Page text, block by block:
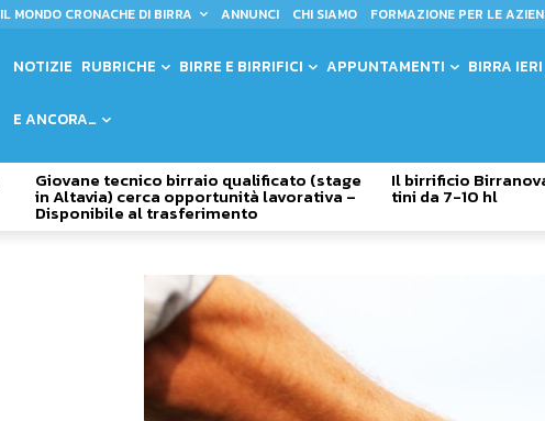
IL MONDO CRONACHE DI BIRRA ANNUNCI CHI SIAMO FORMAZIONE PER LE
NOTIZIE RUBRICHE BIRRE E BIRRIFICI APPUNTAMENTI BIRRA
E ANCORA…
Giovane tecnico birraio qualificato (stage
in Altavia) cerca opportunità lavorativa –
Disponibile al trasferimento
Il birrificio
tini da 7-10 hl